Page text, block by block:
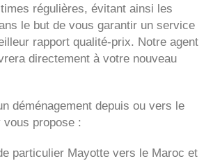
régulières, évitant ainsi les
le but de vous garantir un service
rapport qualité-prix. Notre agent
directement à votre nouveau
déménagement depuis ou vers le
vous propose :
particulier Mayotte vers le Maroc et